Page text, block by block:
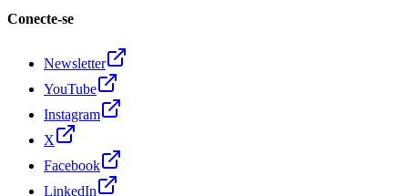
Conecte-se
Newsletter
YouTube
Instagram
X
Facebook
LinkedIn